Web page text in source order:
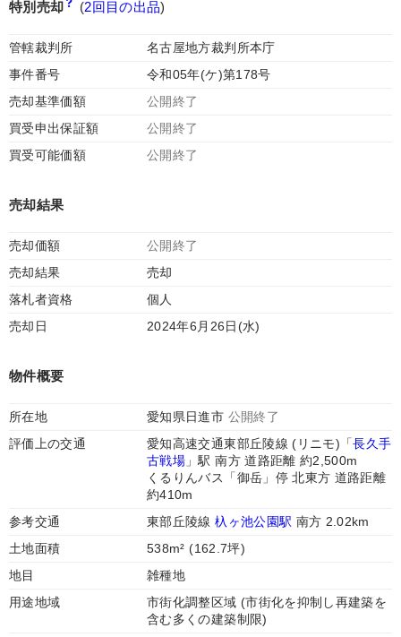
特別売却 (2回目の出品)
管轄裁判所
名古屋地方裁判所本庁
事件番号
令和05年(ケ)第178号
売却基準価額
公開終了
買受申出保証額
公開終了
買受可能価額
公開終了
売却結果
売却価額
公開終了
売却結果
売却
落札者資格
個人
売却日
2024年6月26日(水)
物件概要
所在地 愛知県日進市 公開終了
評価上の交通
愛知高速交通東部丘陵線 (リニモ)「長久手
古戦場 」駅 南方 道路距離 約2,500m
くるりんバス「御岳」停 北東方 道路距離
約410m
参考交通
東部丘陵線杁ヶ池公園駅 南方 2.02km
土地面積
538m² (162.7坪)
地目
雑種地
用途地域
市街化調整区域 (市街化を抑制し再建築を
含む多くの建築制限)